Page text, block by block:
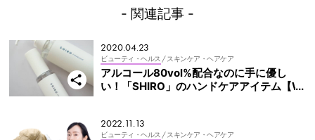
- 関連記事 -
2020.04.23
ビューティ・ヘルス / スキンケア・ヘアケア
アルコール80vol%配合なのに手に優し
い！「SHIRO」のハンドケアアイテム【W
2022.11.13
ビューティ・ヘルス / スキンケア・ヘアケア